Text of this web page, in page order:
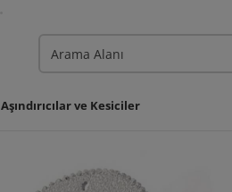
Aşındırıcılar ve Kesiciler